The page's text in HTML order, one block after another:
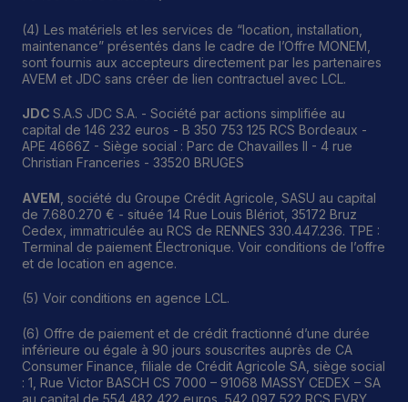
(4) Les matériels et les services de “location, installation,
maintenance” présentés dans le cadre de l’Offre MONEM,
sont fournis aux accepteurs directement par les partenaires
AVEM et JDC sans créer de lien contractuel avec LCL.
JDCS.A.S JDC S.A. - Société par actions simplifiée au
capital de 146 232 euros - B 350 753 125 RCS Bordeaux -
APE 4666Z - Siège social : Parc de Chavailles II - 4 rue
Christian Franceries - 33520 BRUGES
AVEM , société du Groupe Crédit Agricole, SASU au capital
de 7.680.270 € - située 14 Rue Louis Blériot, 35172 Bruz
Cedex, immatriculée au RCS de RENNES 330.447.236. TPE :
Terminal de paiement Électronique. Voir conditions de l’offre
et de location en agence.
(5) Voir conditions en agence LCL.
(6) Offre de paiement et de crédit fractionné d’une durée
inférieure ou égale à 90 jours souscrites auprès de CA
Consumer Finance, filiale de Crédit Agricole SA, siège social
: 1, Rue Victor BASCH CS 7000 – 91068 MASSY CEDEX – SA
au capital de 554 482 422 euros, 542 097 522 RCS EVRY.